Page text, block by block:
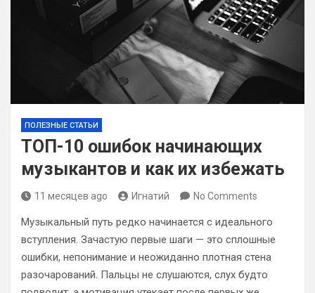
ПОЛЕЗНЫЕ СТАТЬИ
ТОП-10 ошибок начинающих
музыкантов и как их избежать
11 месяцев ago Игнатий No Comments
Музыкальный путь редко начинается с идеального
вступления. Зачастую первые шаги — это сплошные
ошибки, непонимание и неожиданно плотная стена
разочарований. Пальцы не слушаются, слух будто